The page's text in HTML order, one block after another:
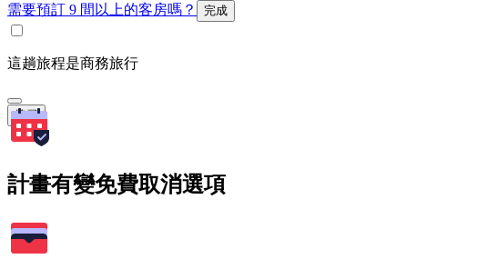
需要預訂 9 間以上的客房嗎？ 完成
這趟旅程是商務旅行
搜尋
計畫有變免費取消選項